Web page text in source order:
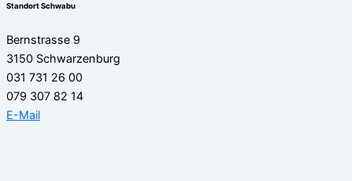
Standort Schwabu
Bernstrasse 9
3150 Schwarzenburg
031 731 26 00
079 307 82 14
E-Mail